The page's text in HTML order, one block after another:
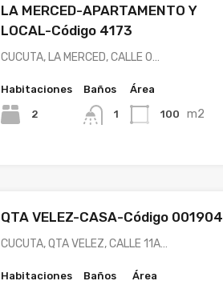
LA MERCED-APARTAMENTO Y
LOCAL-Código 4173
CUCUTA, LA MERCED, CALLE 0…
Habitaciones
2
Baños
1
Área
100 m2
QTA VELEZ-CASA-Código 001904
CUCUTA, QTA VELEZ, CALLE 11A…
Habitaciones Baños Área